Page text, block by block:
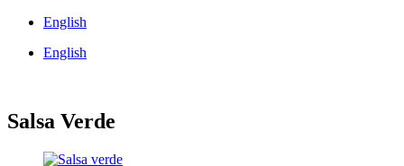
English
English
Salsa Verde